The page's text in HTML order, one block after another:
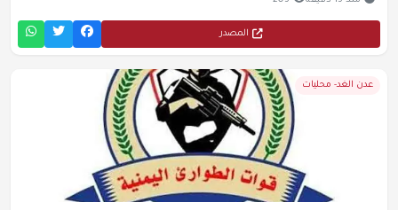
المصدر
عدن الغد- محليات